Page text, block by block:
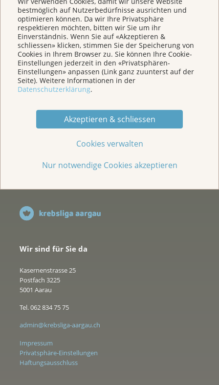
bestmöglich auf Nutzerbedürfnisse ausrichten und
optimieren können. Da wir Ihre Privatsphäre
respektieren möchten, bitten wir Sie um ihr
Einverständnis. Wenn Sie auf «Akzeptieren &
schliessen» klicken, stimmen Sie der Speicherung von
Cookies in Ihrem Browser zu. Sie können Ihre Cookie-
Einstellungen jederzeit in den «Privatsphären-
Einstellungen» anpassen (Link ganz zuunterst auf der
Seite). Weitere Informationen in der
Datenschutzerklärung.
Akzeptieren & schliessen
Cookies verwalten
Nur notwendige Cookies akzeptieren
ihn Ihrem Verein Aufmerksamkeit und Verständnis
für Krebsbetroffene. Ihr Engagement kann zu einem
offenen Umgang mit der Krankheit innerhalb Ihres
Vereins beitragen.
Wenn Sie einen Anlass planen oder eine Idee
haben, über die Sie sich gerne austauschen
möchten, unterstützen wir Sie natürlich gerne mit
Beratung und Aktionsmaterial!
Melden Sie sich bei unserer Leiterin
Kommunikation und Fundraising: Liliane Keller
834 75 81
Wir sind für Sie da
Kasernenstrasse 25
Postfach 3225
5001 Aarau
Tel. 062 834 75 75
admin@krebsliga-aargau.ch
Impressum
Privatsphäre-Einstellungen
Haftungsausschluss